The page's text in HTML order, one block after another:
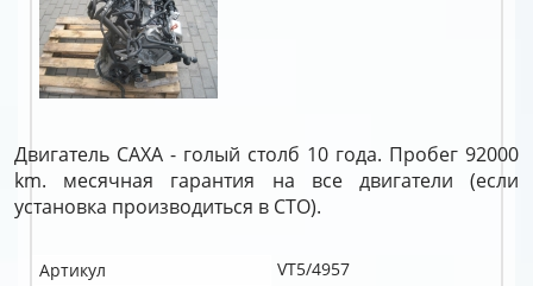
Двигатель CAXA - голый столб 10 года. Пробег 92000
km. месячная гарантия на все двигатели (если
установка производиться в СТО).
Артикул
VT5/4957